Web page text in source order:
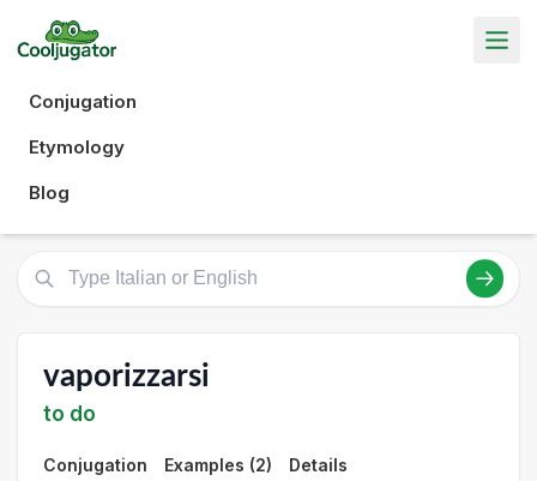
Conjugation
Etymology
Blog
vaporizzarsi
to do
Conjugation Examples (2) Details